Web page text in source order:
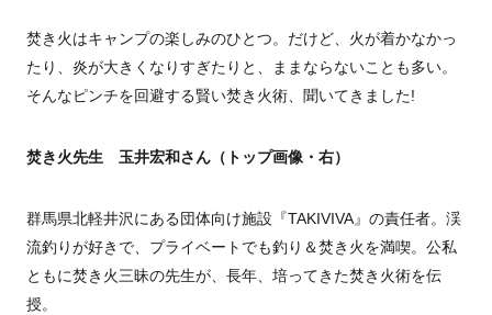
焚き火はキャンプの楽しみのひとつ。だけど、火が着かなかっ
たり、炎が大きくなりすぎたりと、ままならないことも多い。
そんなピンチを回避する賢い焚き火術、聞いてきました!
焚き火先生 玉井宏和さん（トップ画像・右）
群馬県北軽井沢にある団体向け施設『TAKIVIVA』の責任者。渓
流釣りが好きで、プライベートでも釣り＆焚き火を満喫。公私
ともに焚き火三昧の先生が、長年、培ってきた焚き火術を伝
授。